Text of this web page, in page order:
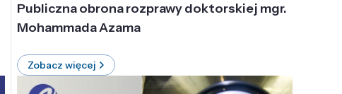
Publiczna obrona rozprawy doktorskiej mgr.
Mohammada Azama
Zobacz więcej